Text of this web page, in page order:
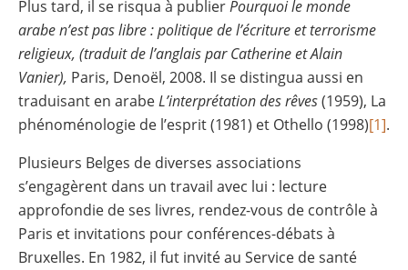
Plus tard, il se risqua à publierPourquoi le monde
arabe n’est pas libre : politique de l’écriture et terrorisme
religieux, (traduit de l’anglais par Catherine et Alain
Vanier), Paris, Denoël, 2008. Il se distingua aussi en
traduisant en arabeL’interprétation des rêves(1959), La
phénoménologie de l’esprit (1981) et Othello (1998)[1].
Plusieurs Belges de diverses associations
s’engagèrent dans un travail avec lui : lecture
approfondie de ses livres, rendez-vous de contrôle à
Paris et invitations pour conférences-débats à
Bruxelles. En 1982, il fut invité au Service de santé